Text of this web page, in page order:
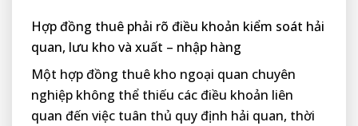
Hợp đồng thuê phải rõ điều khoản kiểm soát hải
quan, lưu kho và xuất – nhập hàng
Một hợp đồng thuê kho ngoại quan chuyên
nghiệp không thể thiếu các điều khoản liên
quan đến việc tuân thủ quy định hải quan, thời